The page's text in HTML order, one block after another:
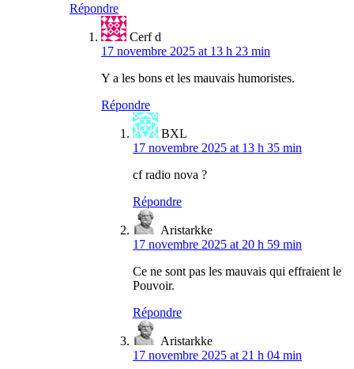
Répondre
Cerf d
17 novembre 2025 at 13 h 23 min
Y a les bons et les mauvais humoristes.
Répondre
BXL
17 novembre 2025 at 13 h 35 min
cf radio nova ?
Répondre
Aristarkke
17 novembre 2025 at 20 h 59 min
Ce ne sont pas les mauvais qui effraient le
Pouvoir.
Répondre
Aristarkke
17 novembre 2025 at 21 h 04 min